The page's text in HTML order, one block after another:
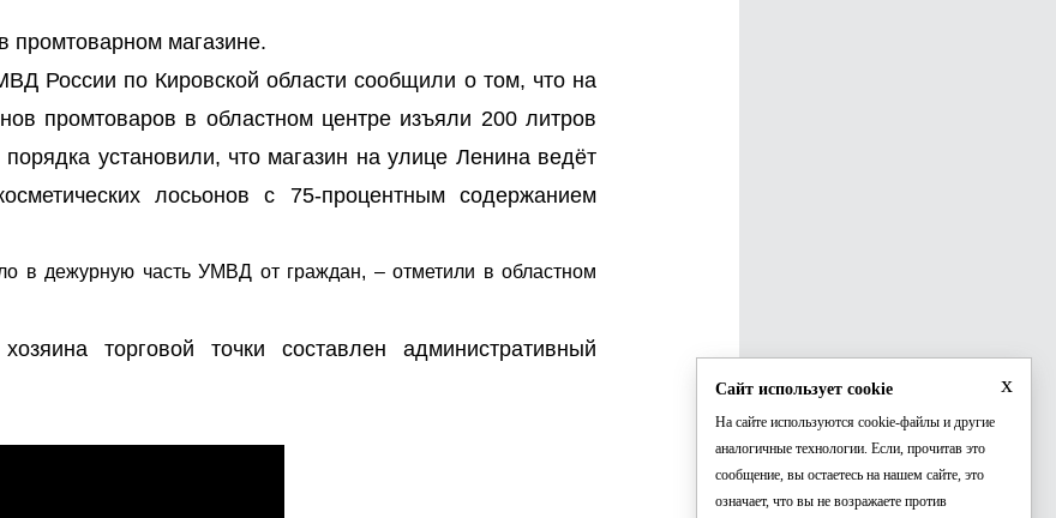
промтоварном магазине.
России по Кировской области сообщили о том, что на
промтоваров в областном центре изъяли 200 литров
установили, что магазин на улице Ленина ведёт
лосьонов с 75-процентным содержанием
в дежурную часть УМВД от граждан, – отметили в областном
торговой точки составлен административный
x
Сайт использует cookie
На сайте используются cookie-файлы и другие
аналогичные технологии. Если, прочитав это
сообщение, вы остаетесь на нашем сайте, это
означает, что вы не возражаете против